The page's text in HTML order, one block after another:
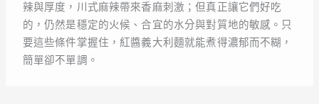
辣與厚度，川式麻辣帶來香麻刺激；但真正讓它們好吃
的，仍然是穩定的火候、合宜的水分與對質地的敏感。只
要這些條件掌握住，紅醬義大利麵就能煮得濃郁而不糊，
簡單卻不單調。